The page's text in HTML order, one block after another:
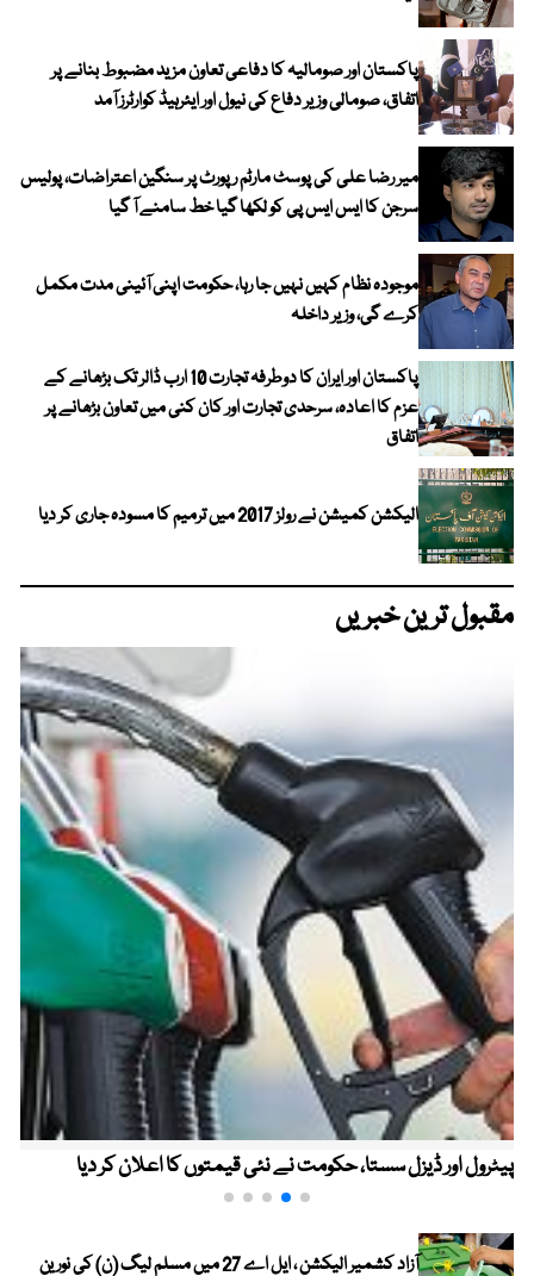
پاکستان اور صومالیہ کا دفاعی تعاون مزید مضبوط بنانے پر
اتفاق، صومالی وزیر دفاع کی نیول اور ایئرہیڈ کوارٹرز آمد
میر رضا علی کی پوسٹ مارٹم رپورٹ پر سنگین اعتراضات، پولیس
سرجن کا ایس ایس پی کو لکھا گیا خط سامنے آ گیا
موجودہ نظام کہیں نہیں جا رہا، حکومت اپنی آئینی مدت مکمل
کرے گی، وزیر داخلہ
پاکستان اور ایران کا دوطرفہ تجارت 10 ارب ڈالر تک بڑھانے کے
عزم کا اعادہ، سرحدی تجارت اور کان کنی میں تعاون بڑھانے پر
اتفاق
الیکشن کمیشن نے رولز 2017 میں ترمیم کا مسودہ جاری کر دیا
مقبول ترین خبریں
پیٹرول اور ڈیزل سستا، حکومت نے نئی قیمتوں کا اعلان کر دیا
آزاد کشمیر الیکشن ، ایل اے 27 میں مسلم لیگ (ن) کی نورین